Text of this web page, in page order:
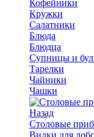
Кофейники
Кружки
Салатники
Блюда
Блюдца
Супницы и
Тарелки
Чайники
Чашки
Назад
Cтоловые
Вилки для